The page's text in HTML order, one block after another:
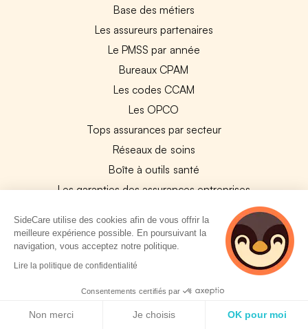
Base des métiers
Les assureurs partenaires
Le PMSS par année
Bureaux CPAM
Les codes CCAM
Les OPCO
Tops assurances par secteur
Réseaux de soins
Boîte à outils santé
Les garanties des assurances entreprises
PARTENAIRES
Payfit & SideCare
Lucca & SideCare
SideCare utilise des cookies afin de vous offrir la
meilleure expérience possible. En poursuivant la
navigation, vous acceptez notre politique.
Lire la politique de confidentialité
Consentements certifiés par
Non merci Je choisis OK pour moi
2 personnes
consultent
actuellement cette